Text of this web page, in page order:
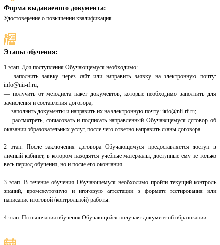
Форма выдаваемого документа:
Удостоверение о повышении квалификации
Этапы обучения:
1 этап. Для поступления Обучающемуся необходимо:
— заполнить заявку через сайт или направить заявку на электронную почту:
info@nii-rf.ru;
— получить от методиста пакет документов, которые необходимо заполнить для
зачисления и составления договора;
— заполнить документы и направить их на электронную почту: info@nii-rf.ru;
— рассмотреть, согласовать и подписать направленный Обучающемуся договор об
оказании образовательных услуг, после чего ответно направить сканы договора.
2 этап. После заключения договора Обучающемуся предоставляется доступ в
личный кабинет, в котором находятся учебные материалы, доступные ему не только
весь период обучения, но и после его окончания.
3 этап. В течение обучения Обучающемуся необходимо пройти текущий контроль
знаний, промежуточную и итоговую аттестации в формате тестирования или
написание итоговой (контрольной) работы.
4 этап. По окончании обучения Обучающийся получает документ об образовании.